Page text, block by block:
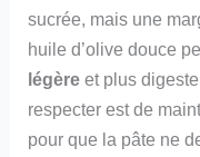
sucrée, mais une
huile d’olive douce
légère et plus
respecter est de
pour que la pâte ne